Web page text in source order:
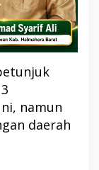
namun
daerah